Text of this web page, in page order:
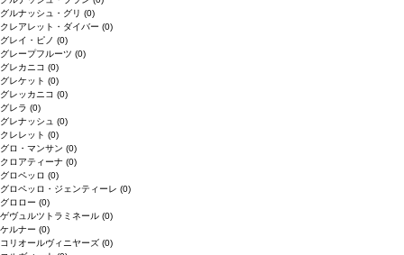
グルナッシュ・グリ (0)
クレアレット・ダイバー (0)
グレイ・ピノ (0)
グレープフルーツ (0)
グレカニコ (0)
グレケット (0)
グレッカニコ (0)
グレラ (0)
グレナッシュ (0)
クレレット (0)
グロ・マンサン (0)
クロアティーナ (0)
グロペッロ (0)
グロペッロ・ジェンティーレ (0)
グロロー (0)
ゲヴュルツトラミネール (0)
ケルナー (0)
コリオールヴィニヤーズ (0)